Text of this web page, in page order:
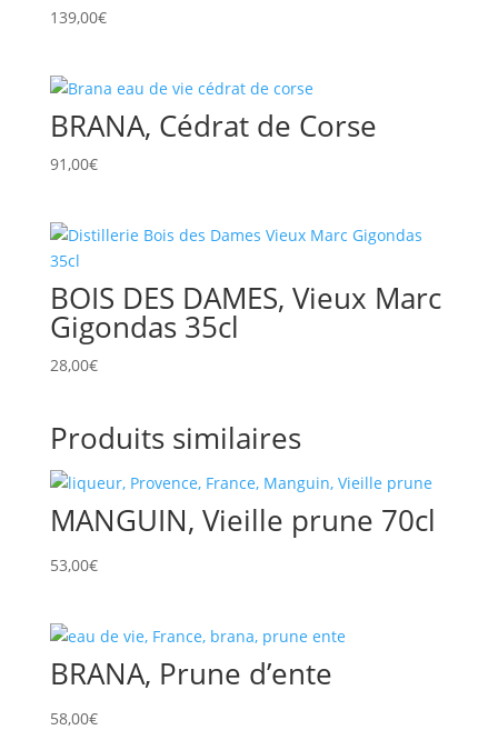
139,00€
BRANA, Cédrat de Corse
91,00€
BOIS DES DAMES, Vieux Marc
Gigondas 35cl
28,00€
Produits similaires
MANGUIN, Vieille prune 70cl
53,00€
BRANA, Prune d’ente
58,00€